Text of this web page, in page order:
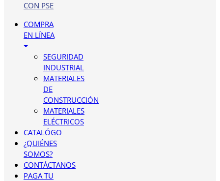
CON PSE
COMPRA
EN LÍNEA
SEGURIDAD
INDUSTRIAL
MATERIALES
DE
CONSTRUCCIÓN
MATERIALES
ELÉCTRICOS
CATALÓGO
¿QUIÉNES
SOMOS?
CONTÁCTANOS
PAGA TU